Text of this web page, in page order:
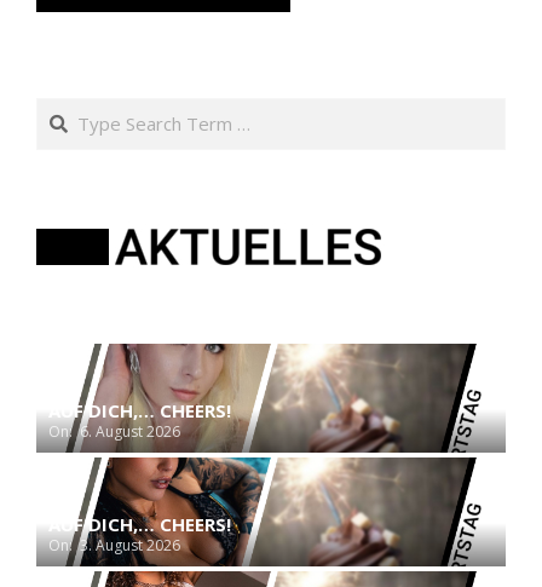
Search
AUF DICH,… CHEERS!
On: 6. August 2026
AUF DICH,… CHEERS!
On: 3. August 2026